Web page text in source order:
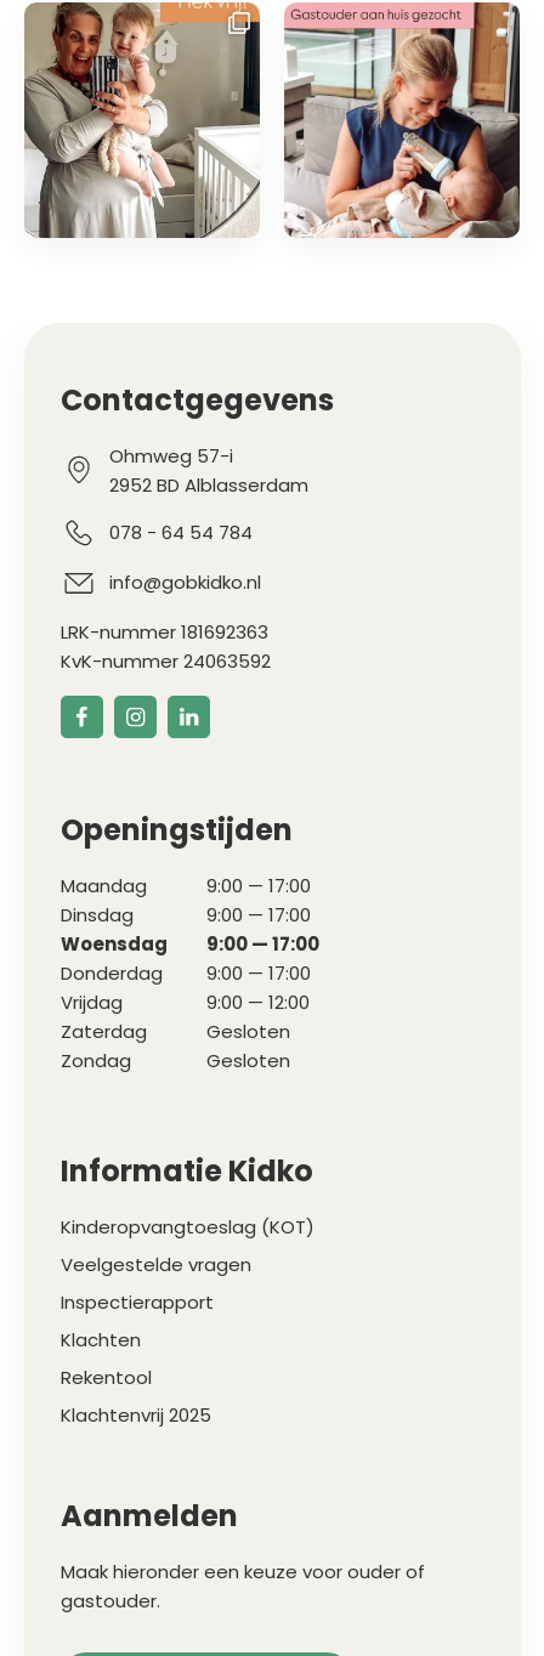
Contactgegevens
Ohmweg 57-i
2952 BD Alblasserdam
078 - 64 54 784
info@gobkidko.nl
LRK-nummer 181692363
KvK-nummer 24063592
Openingstijden
Maandag
9:00 — 17:00
Dinsdag
9:00 — 17:00
Woensdag
9:00 — 17:00
Donderdag
9:00 — 17:00
Vrijdag
9:00 — 12:00
Zaterdag
Gesloten
Zondag
Gesloten
Informatie Kidko
Kinderopvangtoeslag (KOT)
Veelgestelde vragen
Inspectierapport
Klachten
Rekentool
Klachtenvrij 2025
Aanmelden
Maak hieronder een keuze voor ouder of
gastouder.